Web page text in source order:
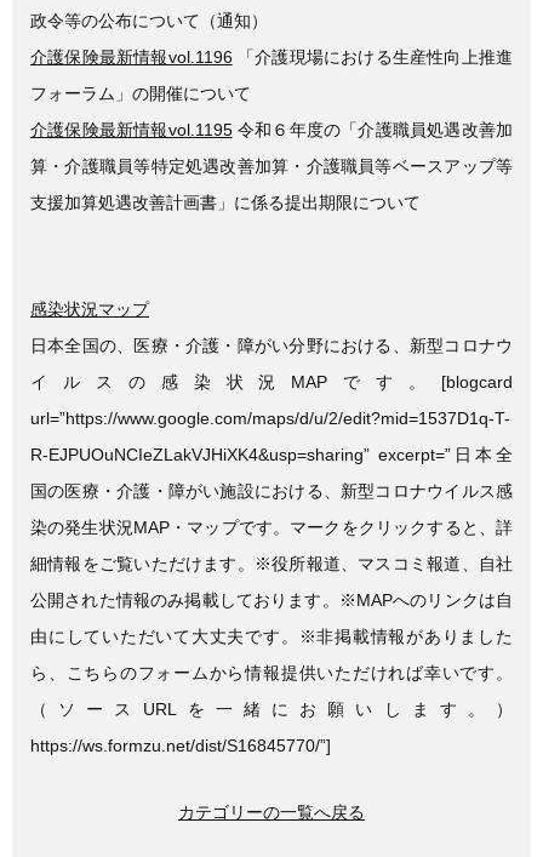
政令等の公布について（通知）
介護保険最新情報vol.1196 「介護現場における生産性向上推進
フォーラム」の開催について
介護保険最新情報vol.1195令和６年度の「介護職員処遇改善加
算・介護職員等特定処遇改善加算・介護職員等ベースアップ等
支援加算処遇改善計画書」に係る提出期限について
感染状況マップ
日本全国の、医療・介護・障がい分野における、新型コロナウ
イルスの感染状況MAPです。[blogcard
url=”https://www.google.com/maps/d/u/2/edit?mid=1537D1q-T-
R-EJPUOuNCIeZLakVJHiXK4&usp=sharing” excerpt=”日本全
国の医療・介護・障がい施設における、新型コロナウイルス感
染の発生状況MAP・マップです。マークをクリックすると、詳
細情報をご覧いただけます。※役所報道、マスコミ報道、自社
公開された情報のみ掲載しております。※MAPへのリンクは自
由にしていただいて大丈夫です。※非掲載情報がありました
ら、こちらのフォームから情報提供いただければ幸いです。
（ソースURLを一緒にお願いします。）
https://ws.formzu.net/dist/S16845770/”]
カテゴリーの一覧へ戻る